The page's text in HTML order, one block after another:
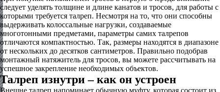
следует уделять толщине и длине канатов и тросов, для работы с
которыми требуется талреп. Несмотря на то, что они способны
выдерживать колоссальные нагрузки, создаваемые
многотонными предметами, параметры самих талрепов
отличаются компактностью. Так, размеры находятся в диапазоне
от нескольких до десятков сантиметров. Правильно подобрав
монтажный натяжитель для тросов, вы можете рассчитывать на
успешное закрепление необходимых объектов.
Талреп изнутри – как он устроен
Внешне талреп напоминает обычную муфту, которая состоит из